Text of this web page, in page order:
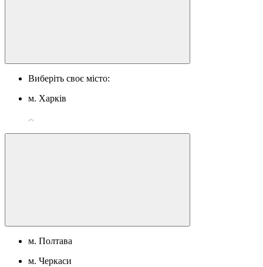
Виберіть своє місто:
м. Харків
м. Полтава
м. Черкаси